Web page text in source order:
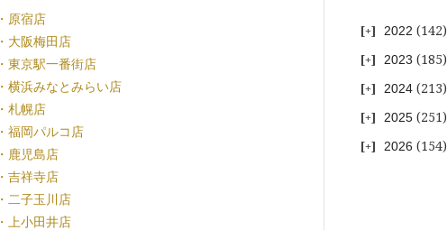
・原宿店
・大阪梅田店
・東京駅一番街店
・横浜みなとみらい店
・札幌店
・福岡パルコ店
・鹿児島店
・吉祥寺店
・二子玉川店
・上小田井店
2022 (142)
2023 (185)
2024 (213)
2025 (251)
2026 (154)